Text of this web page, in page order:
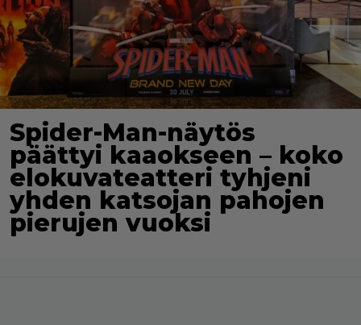
Spider-Man-näytös
päättyi kaaokseen – koko
elokuvateatteri tyhjeni
yhden katsojan pahojen
pierujen vuoksi